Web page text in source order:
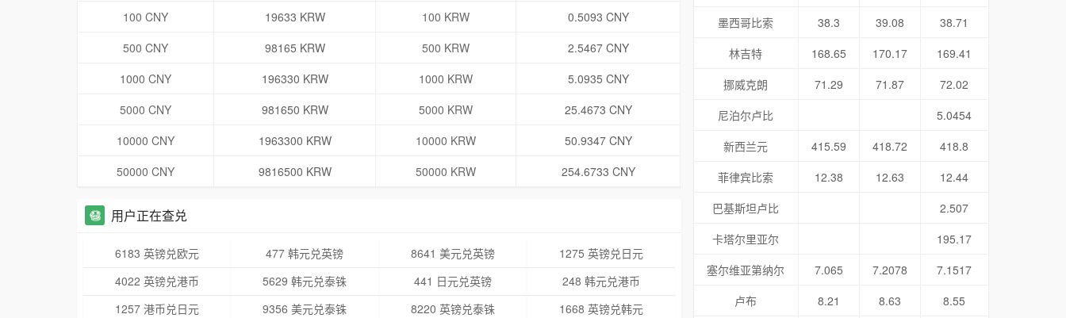
100 CNY
19633 KRW 100 KRW
0.5093 CNY
500 CNY
98165 KRW 500 KRW
2.5467 CNY
1000 CNY
196330 KRW 1000 KRW
5.0935 CNY
5000 CNY
981650 KRW 5000 KRW
25.4673 CNY
10000 CNY
1963300 KRW 10000 KRW
50.9347 CNY
50000 CNY
9816500 KRW 50000 KRW 254.6733 CNY
用户正在查兑
6183 英镑兑欧元 477 韩元兑英镑 8641 美元兑英镑
1275 英镑兑日元
4022 英镑兑港币
5629 韩元兑泰铢 441 日元兑英镑
248 韩元兑港币
1257 港币兑日元
9356 美元兑泰铢 8220 英镑兑泰铢
1668 英镑兑韩元
墨西哥比索
38.3 39.08
38.71
林吉特
168.65 170.17
169.41
挪威克朗
71.29 71.87
72.02
尼泊尔卢比
5.0454
新西兰元
415.59 418.72
418.8
菲律宾比索
12.38 12.63
12.44
巴基斯坦卢比
2.507
卡塔尔里亚尔
195.17
塞尔维亚第纳尔
7.065 7.2078
7.1517
卢布
8.21 8.63
8.55